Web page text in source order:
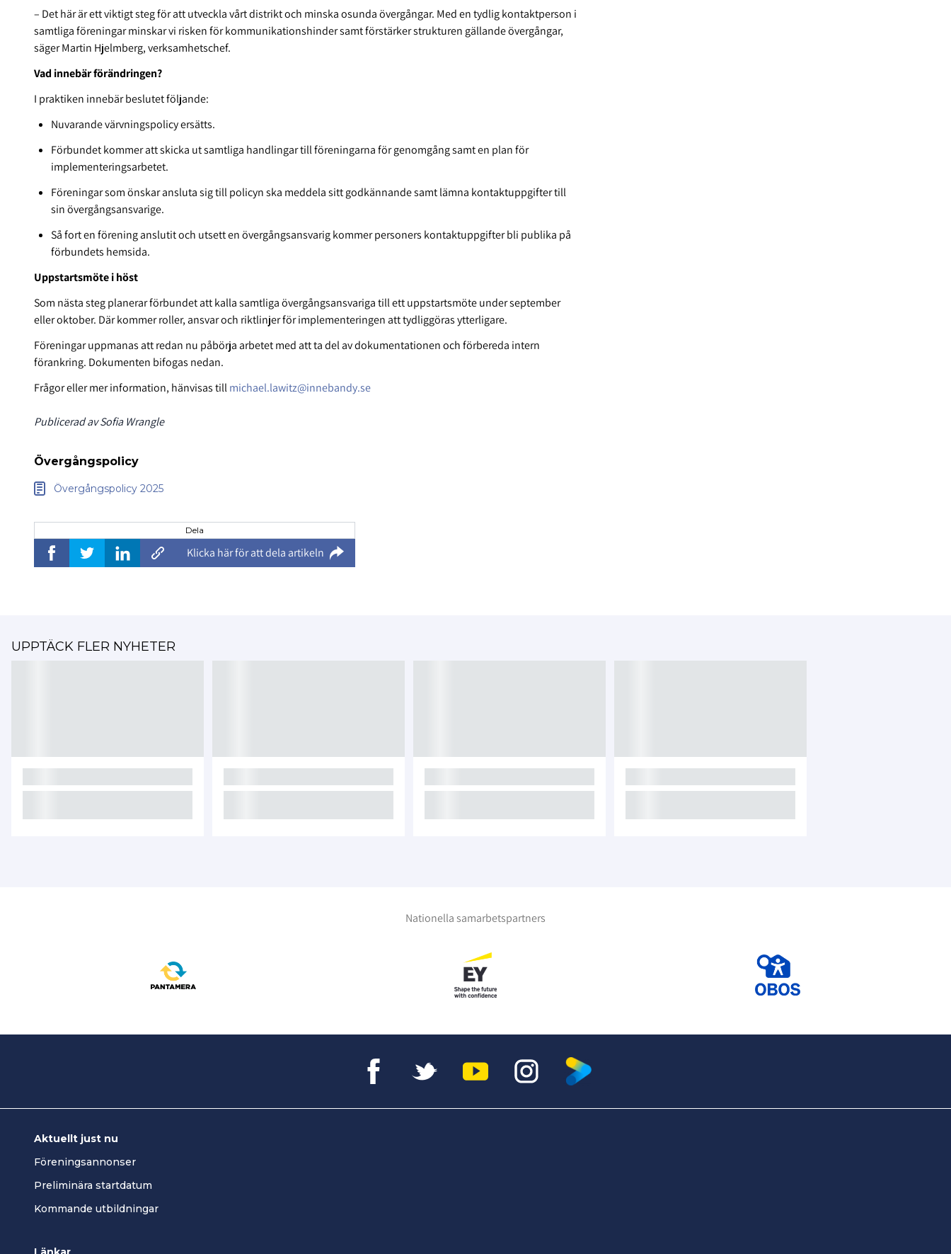
– Det här är ett viktigt steg för att utveckla vårt distrikt och minska osunda övergångar. Med en tydlig kontaktperson i
samtliga föreningar minskar vi risken för kommunikationshinder samt förstärker strukturen gällande övergångar,
säger Martin Hjelmberg, verksamhetschef.
Vad innebär förändringen?
I praktiken innebär beslutet följande:
Nuvarande värvningspolicy ersätts.
Förbundet kommer att skicka ut samtliga handlingar till föreningarna för genomgång samt en plan för
implementeringsarbetet.
Föreningar som önskar ansluta sig till policyn ska meddela sitt godkännande samt lämna kontaktuppgifter till
sin övergångsansvarige.
Så fort en förening anslutit och utsett en övergångsansvarig kommer personers kontaktuppgifter bli publika på
förbundets hemsida.
Uppstartsmöte i höst
Som nästa steg planerar förbundet att kalla samtliga övergångsansvariga till ett uppstartsmöte under september
eller oktober. Där kommer roller, ansvar och riktlinjer för implementeringen att tydliggöras ytterligare.
Föreningar uppmanas att redan nu påbörja arbetet med att ta del av dokumentationen och förbereda intern
förankring. Dokumenten bifogas nedan.
Frågor eller mer information, hänvisas tillmichael.lawitz@innebandy.se
Publicerad av Sofia Wrangle
Övergångspolicy
Övergångspolicy 2025
Dela
Klicka här för att dela artikeln
UPPTÄCK FLER NYHETER
Nationella samarbetspartners
Aktuellt just nu
Föreningsannonser
Preliminära startdatum
Kommande utbildningar